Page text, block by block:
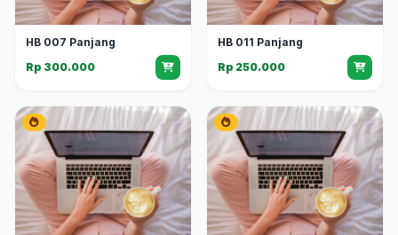
HB 007 Panjang
Rp 300.000
HB 011 Panjang
Rp 250.000